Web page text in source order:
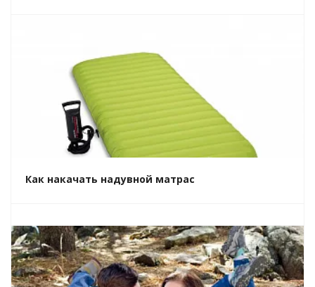
Как накачать надувной матрас